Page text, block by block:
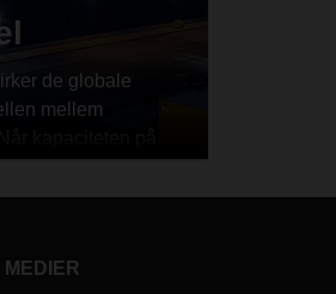
de globale
mellem
stykgods – og